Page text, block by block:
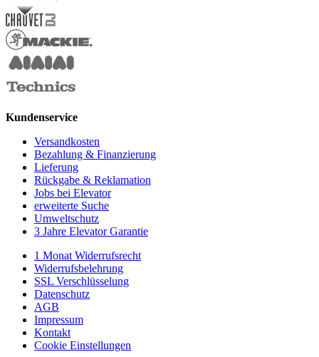
Kundenservice
Versandkosten
Bezahlung & Finanzierung
Lieferung
Rückgabe & Reklamation
Jobs bei Elevator
erweiterte Suche
Umweltschutz
3 Jahre Elevator Garantie
1 Monat Widerrufsrecht
Widerrufsbelehrung
SSL Verschlüsselung
Datenschutz
AGB
Impressum
Kontakt
Cookie Einstellungen